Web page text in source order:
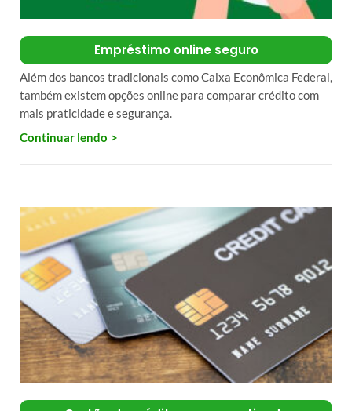
Empréstimo online seguro
Além dos bancos tradicionais como Caixa Econômica Federal,
também existem opções online para comparar crédito com
mais praticidade e segurança.
Continuar lendo